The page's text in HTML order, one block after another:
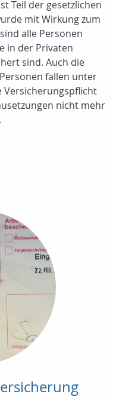
Teil der gesetzlichen
mit Wirkung zum
alle Personen
in der Privaten
sind. Auch die
fallen unter
Versicherungspflicht
nicht mehr